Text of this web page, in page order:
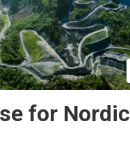
for Nordic